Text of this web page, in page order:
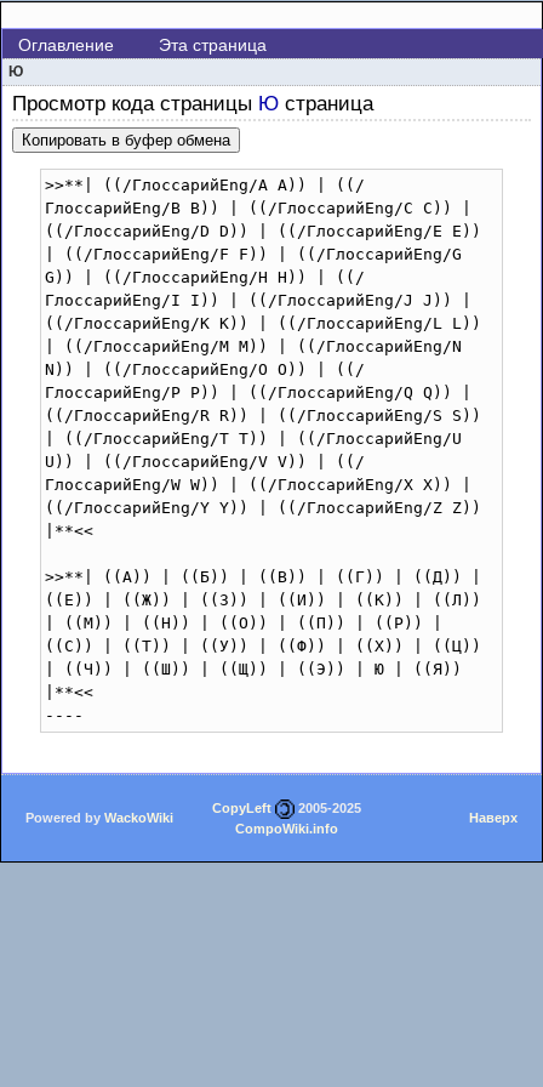
Оглавление Эта страница
Ю
Просмотр кода страницы Ю страница
Копировать в буфер обмена
>>**| ((/ГлоссарийEng/A A)) | ((/
ГлоссарийEng/B B)) | ((/ГлоссарийEng/C C)) |
((/ГлоссарийEng/D D)) | ((/ГлоссарийEng/E E))
| ((/ГлоссарийEng/F F)) | ((/ГлоссарийEng/G
G)) | ((/ГлоссарийEng/H H)) | ((/
ГлоссарийEng/I I)) | ((/ГлоссарийEng/J J)) |
((/ГлоссарийEng/K K)) | ((/ГлоссарийEng/L L))
| ((/ГлоссарийEng/M M)) | ((/ГлоссарийEng/N
N)) | ((/ГлоссарийEng/O O)) | ((/
ГлоссарийEng/P P)) | ((/ГлоссарийEng/Q Q)) |
((/ГлоссарийEng/R R)) | ((/ГлоссарийEng/S S))
| ((/ГлоссарийEng/T T)) | ((/ГлоссарийEng/U
U)) | ((/ГлоссарийEng/V V)) | ((/
ГлоссарийEng/W W)) | ((/ГлоссарийEng/X X)) |
((/ГлоссарийEng/Y Y)) | ((/ГлоссарийEng/Z Z))
|**<<
>>**| ((А)) | ((Б)) | ((В)) | ((Г)) | ((Д)) |
((Е)) | ((Ж)) | ((З)) | ((И)) | ((К)) | ((Л))
| ((М)) | ((Н)) | ((О)) | ((П)) | ((Р)) |
((С)) | ((Т)) | ((У)) | ((Ф)) | ((Х)) | ((Ц))
| ((Ч)) | ((Ш)) | ((Щ)) | ((Э)) | Ю | ((Я))
|**<<
----
Powered by WackoWiki
CopyLeft
2005-2025
CompoWiki.info
Наверх